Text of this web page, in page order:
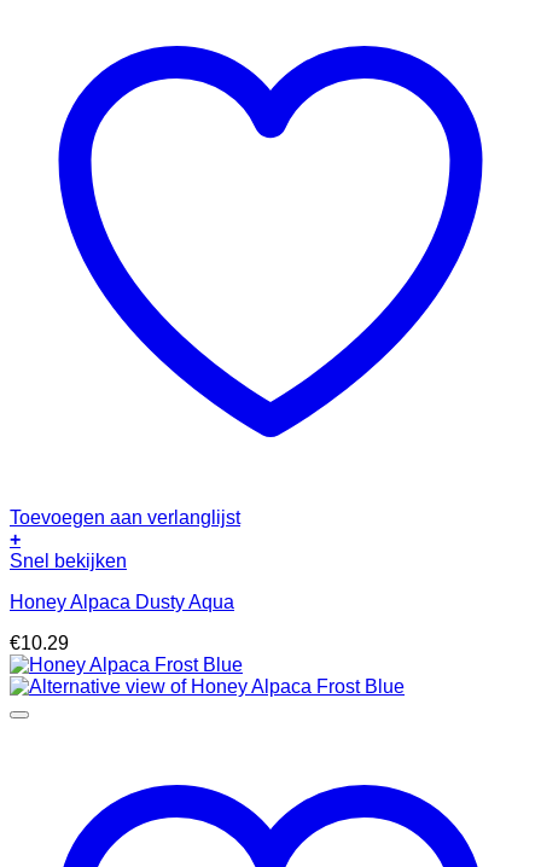
Toevoegen aan verlanglijst
+
Snel bekijken
Honey Alpaca Dusty Aqua
€10.29